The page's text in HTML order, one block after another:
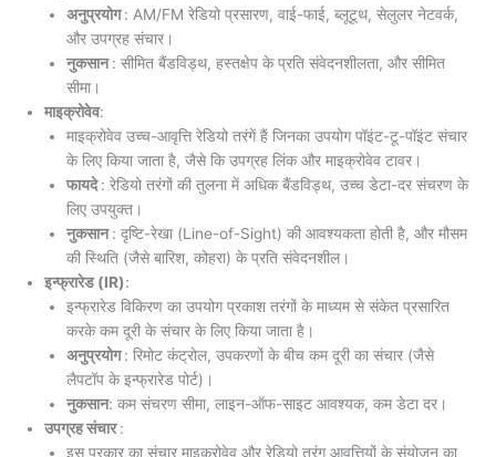
अनुप्रयोग: AM/FM रेडियो प्रसारण, वाई-फाई, ब्लूटूथ, सेलुलर नेटवर्क,
और उपग्रह संचार।
नुकसान: सीमित बैंडविड्थ, हस्तक्षेप के प्रति संवेदनशीलता, और सीमित
सीमा।
माइक्रोवेव:
माइक्रोवेव उच्च-आवृत्ति रेडियो तरंगें हैं जिनका उपयोग पॉइंट-टू-पॉइंट संचार
के लिए किया जाता है, जैसे कि उपग्रह लिंक और माइक्रोवेव टावर।
फायदे: रेडियो तरंगों की तुलना में अधिक बैंडविड्थ, उच्च डेटा-दर संचरण के
लिए उपयुक्त।
नुकसान: दृष्टि-रेखा (Line-of-Sight) की आवश्यकता होती है, और मौसम
की स्थिति (जैसे बारिश, कोहरा) के प्रति संवेदनशील।
इन्फ्रारेड (IR):
इन्फ्रारेड विकिरण का उपयोग प्रकाश तरंगों के माध्यम से संकेत प्रसारित
करके कम दूरी के संचार के लिए किया जाता है।
अनुप्रयोग: रिमोट कंट्रोल, उपकरणों के बीच कम दूरी का संचार (जैसे
लैपटॉप के इन्फ्रारेड पोर्ट)।
नुकसान: कम संचरण सीमा, लाइन-ऑफ-साइट आवश्यक, कम डेटा दर।
उपग्रह संचार:
इस प्रकार का संचार माइक्रोवेव और रेडियो तरंग आवृत्तियों के संयोजन का